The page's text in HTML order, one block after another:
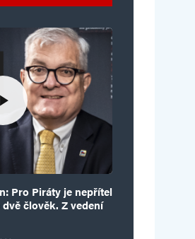
Pro Piráty je nepřítel
člověk. Z vedení